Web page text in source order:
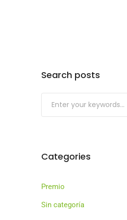
Search posts
Categories
Premio
Sin categoría